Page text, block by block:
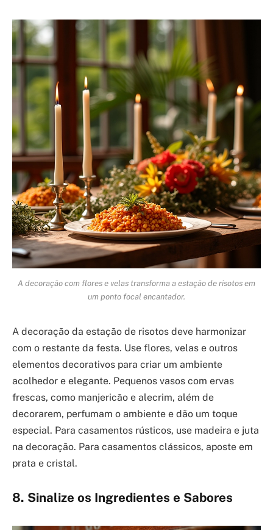
A decoração com flores e velas transforma a estação de risotos em
um ponto focal encantador.
A decoração da estação de risotos deve harmonizar
com o restante da festa. Use flores, velas e outros
elementos decorativos para criar um ambiente
acolhedor e elegante. Pequenos vasos com ervas
frescas, como manjericão e alecrim, além de
decorarem, perfumam o ambiente e dão um toque
especial. Para casamentos rústicos, use madeira e juta
na decoração. Para casamentos clássicos, aposte em
prata e cristal.
8. Sinalize os Ingredientes e Sabores